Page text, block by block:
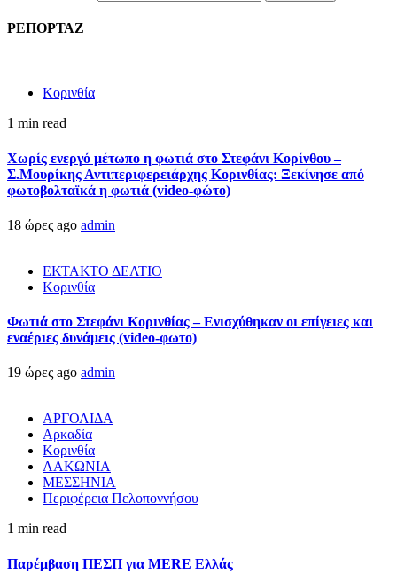
ΡΕΠΟΡΤΑΖ
Κορινθία
1 min read
Χωρίς ενεργό μέτωπο η φωτιά στο Στεφάνι Κορίνθου –
Σ.Μουρίκης Αντιπεριφερειάρχης Κορινθίας: Ξεκίνησε από
φωτοβολταϊκά η φωτιά (video-φώτο)
18 ώρες ago admin
ΕΚΤΑΚΤΟ ΔΕΛΤΙΟ
Κορινθία
Φωτιά στο Στεφάνι Κορινθίας – Ενισχύθηκαν οι επίγειες και
εναέριες δυνάμεις (video-φωτο)
19 ώρες ago admin
ΑΡΓΟΛΙΔΑ
Αρκαδία
Κορινθία
ΛΑΚΩΝΙΑ
ΜΕΣΣΗΝΙΑ
Περιφέρεια Πελοποννήσου
1 min read
Παρέμβαση ΠΕΣΠ για MERE Ελλάς